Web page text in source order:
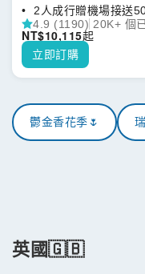
具,包括國鐵火車 (SBB)
觀超過 500 間瑞士博物
乘瑞士境內 90 個城鎮
(SBB)、巴士及遊船
2人成行贈機場接送
4.9 (1190) 20K+ 個
NT$10,115起
立即訂購
鬱金香花季🌷
英國🇬🇧